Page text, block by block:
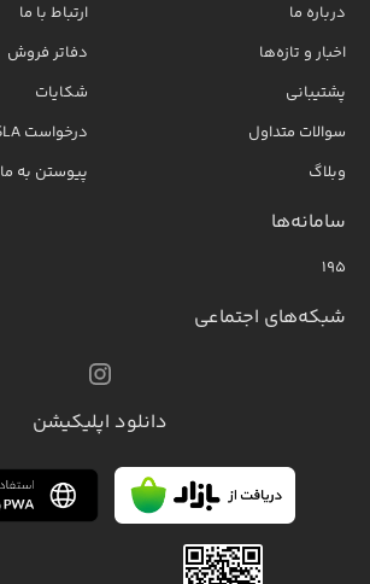
درباره ما
اخبار و تازه‌ها
پشتیبانی
سوالات متداول
وبلاگ
ارتباط با ما
دفاتر فروش
شکایات
درخواست SLA
پیوستن به ما
سامانه‌ها
۱۹۵
شبکه‌های اجتماعی
دانلود اپلیکیشن